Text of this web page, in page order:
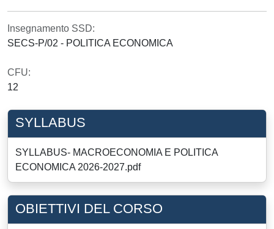
Insegnamento SSD:
SECS-P/02 - POLITICA ECONOMICA
CFU:
12
SYLLABUS
SYLLABUS- MACROECONOMIA E POLITICA
ECONOMICA 2026-2027.pdf
OBIETTIVI DEL CORSO